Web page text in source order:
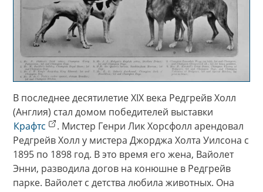
В последнее десятилетие XIX века Редгрейв Холл
(Англия) стал домом победителей выставки
Крафтс
. Мистер Генри Лик Хорсфолл арендовал
Редгрейв Холл у мистера Джорджа Холта Уилсона с
1895 по 1898 год. В это время его жена, Вайолет
Энни, разводила догов на конюшне в Редгрейв
парке. Вайолет с детства любила животных. Она